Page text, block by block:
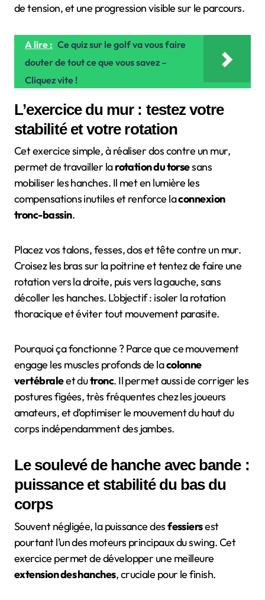
de tension, et une progression visible sur le parcours.
A lire : Ce quiz sur le golf va vous faire
douter de tout ce que vous savez –
Cliquez vite !
L’exercice du mur : testez votre
stabilité et votre rotation
Cet exercice simple, à réaliser dos contre un mur,
permet de travailler larotation du torsesans
mobiliser les hanches. Il met en lumière les
compensations inutiles et renforce laconnexion
tronc-bassin.
Placez vos talons, fesses, dos et tête contre un mur.
Croisez les bras sur la poitrine et tentez de faire une
rotation vers la droite, puis vers la gauche, sans
décoller les hanches. L’objectif : isoler la rotation
thoracique et éviter tout mouvement parasite.
Pourquoi ça fonctionne ? Parce que ce mouvement
engage les muscles profonds de lacolonne
vertébraleet dutronc. Il permet aussi de corriger les
postures figées, très fréquentes chez les joueurs
amateurs, et d’optimiser le mouvement du haut du
corps indépendamment des jambes.
Le soulevé de hanche avec bande :
puissance et stabilité du bas du
corps
Souvent négligée, la puissance desfessiersest
pourtant l’un des moteurs principaux du swing. Cet
exercice permet de développer une meilleure
extension des hanches, cruciale pour le finish.